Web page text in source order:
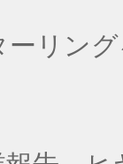
ーリン